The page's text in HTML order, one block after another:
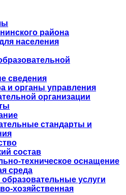
района
населения
сведения
и органы управления
организации
стандарты и
состав
техническое оснащение
среда
услуги
хозяйственная